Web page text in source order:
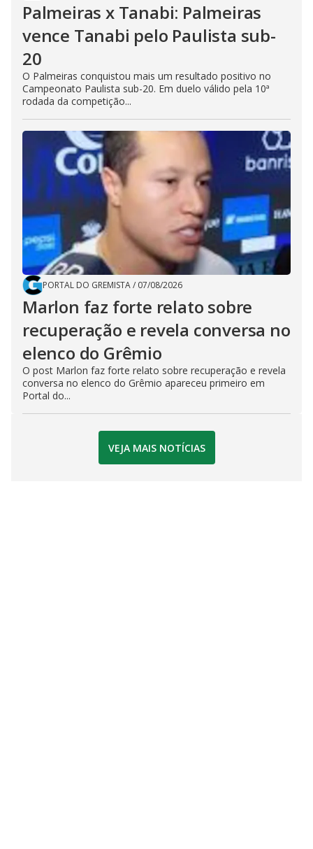
Palmeiras x Tanabi: Palmeiras
vence Tanabi pelo Paulista sub-
20
O Palmeiras conquistou mais um resultado positivo no
Campeonato Paulista sub-20. Em duelo válido pela 10ª
rodada da competição...
PORTAL DO GREMISTA/ 07/08/2026
Marlon faz forte relato sobre
recuperação e revela conversa no
elenco do Grêmio
O post Marlon faz forte relato sobre recuperação e revela
conversa no elenco do Grêmio apareceu primeiro em
Portal do...
VEJA MAIS NOTÍCIAS